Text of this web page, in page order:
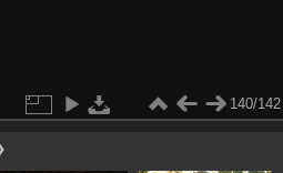
140/142